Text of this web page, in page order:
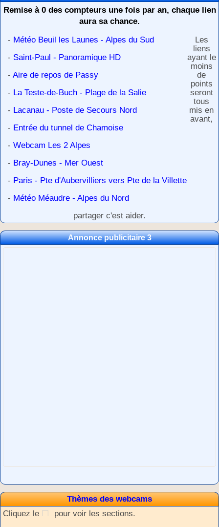
Remise à 0 des compteurs une fois par an, chaque lien
aura sa chance.
- Météo Beuil les Launes - Alpes du Sud
- Saint-Paul - Panoramique HD
- Aire de repos de Passy
- La Teste-de-Buch - Plage de la Salie
- Lacanau - Poste de Secours Nord
- Entrée du tunnel de Chamoise
- Webcam Les 2 Alpes
- Bray-Dunes - Mer Ouest
- Paris - Pte d'Aubervilliers vers Pte de la Villette
- Météo Méaudre - Alpes du Nord
Les
liens
ayant le
moins
de
points
seront
tous
mis en
avant,
partager c'est aider.
Annonce publicitaire 3
Thèmes des webcams
Cliquez le
pour voir les sections.